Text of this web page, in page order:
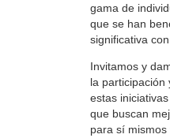
gama de
que se han
significativa
Invitamos y
la participación
estas
que buscan
para sí